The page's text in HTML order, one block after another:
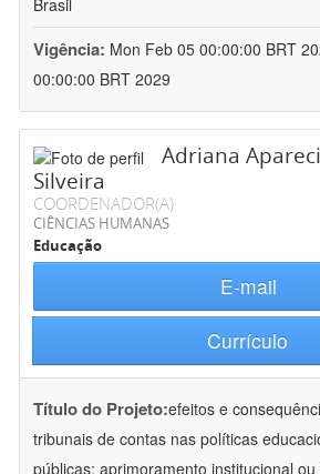
Brasil
Vigência: Mon Feb 05 00:00:00 BRT
00:00:00 BRT 2029
Adriana
Silveira
COORDENADOR(A)
CIÊNCIAS HUMANAS
Educação
E-mail
Currículo
Título do Projeto:efeitos e
tribunais de contas nas políticas
públicas: aprimoramento institucional